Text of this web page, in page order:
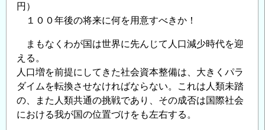
円）
１００年後の将来に何を用意すべきか！
まもなくわが国は世界に先んじて人口減少時代を迎
える。
人口増を前提にしてきた社会資本整備は、大きくパラ
ダイムを転換させなければならない。これは人類未踏
の、また人類共通の挑戦であり、その成否は国際社会
における我が国の位置づけをも左右する。